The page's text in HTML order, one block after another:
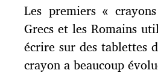
Les premiers «
Grecs et les Romains
écrire sur des tablettes
crayon a beaucoup